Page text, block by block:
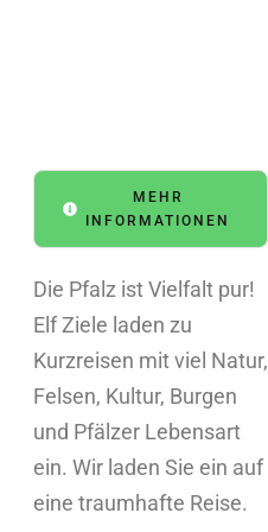
MEHR
INFORMATIONEN
Die Pfalz ist Vielfalt pur!
Elf Ziele laden zu
Kurzreisen mit viel Natur,
Felsen, Kultur, Burgen
und Pfälzer Lebensart
ein. Wir laden Sie ein auf
eine traumhafte Reise.